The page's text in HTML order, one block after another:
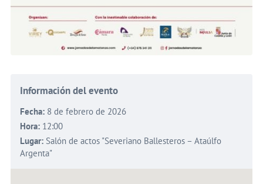
Información del evento
Fecha: 8 de febrero de 2026
Hora: 12:00
Lugar: Salón de actos "Severiano Ballesteros – Ataúlfo
Argenta"